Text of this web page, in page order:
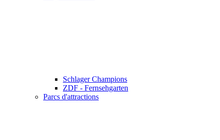
Schlager Champions
ZDF - Fernsehgarten
Parcs d'attractions